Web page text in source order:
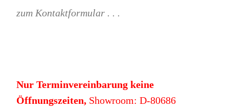
zum Kontaktformular . . .
Nur Terminvereinbarung keine
Öffnungszeiten,Showroom: D-80686